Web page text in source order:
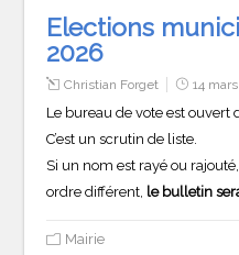
Elections
2026
Christian Forget 14
Le bureau de vote est ouvert
C’est un scrutin de liste.
Si un nom est rayé ou
ordre différent, le bulletin
Mairie